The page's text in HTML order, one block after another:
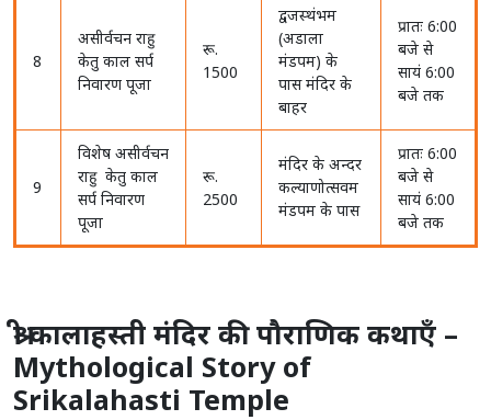
8
असीर्वचन राहु
केतु काल सर्प
निवारण पूजा
रू.
1500
द्वजस्थंभम
(अडाला
मंडपम) के
पास मंदिर के
बाहर
प्रातः 6:00
बजे से
सायं 6:00
बजे तक
9
विशेष असीर्वचन
राहु केतु काल
सर्प निवारण
पूजा
रू.
2500
मंदिर के अन्दर
कल्याणोत्सवम
मंडपम के पास
प्रातः 6:00
बजे से
सायं 6:00
बजे तक
श्री कालाहस्ती मंदिर की पौराणिक कथाएँ –
Mythological Story of
Srikalahasti Temple